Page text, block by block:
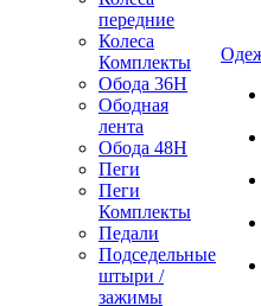
передние
Колеса
Комплекты
Обода 36H
Ободная
лента
Обода 48H
Пеги
Пеги
Комплекты
Педали
Подседельные
штыри /
зажимы